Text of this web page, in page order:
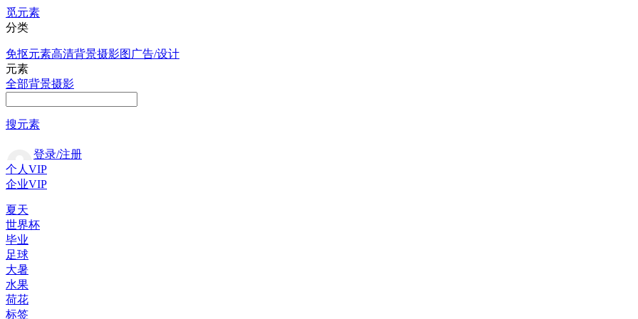
觅元素
分类
免抠元素高清背景摄影图 广告/设计
元素
全部背景摄影
搜元素
登录/注册
个人VIP
企业VIP
夏天
世界杯
毕业
足球
大暑
水果
荷花
标签